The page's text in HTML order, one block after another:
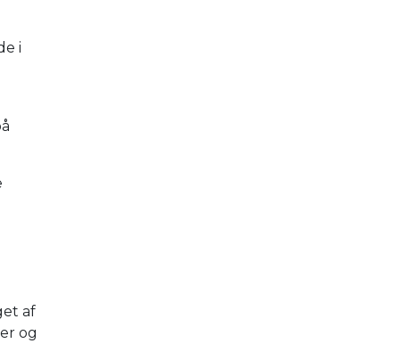
i
af
og